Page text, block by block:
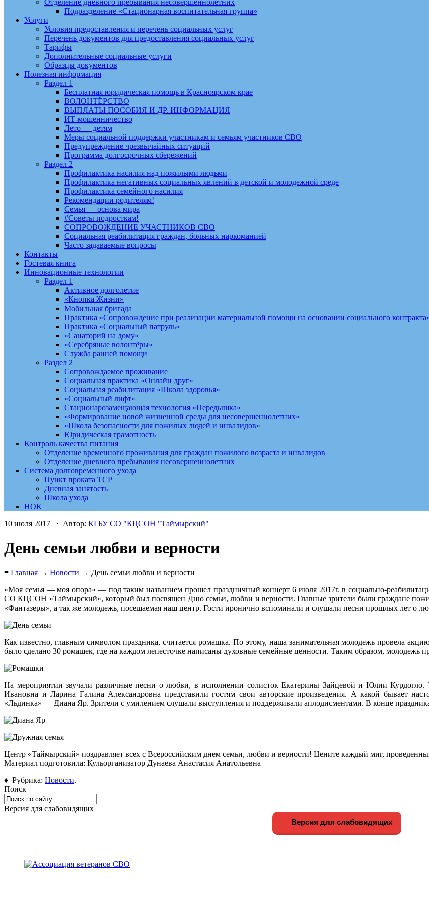
Отделение дневного пребывания несовершеннолетних
Подразделение «Стационарная воспитательная группа»
Услуги
Условия предоставления и перечень социальных услуг
Перечень документов для предоставления социальных услуг
Тарифы
Дополнительные социальные услуги
Образцы документов
Полезная информация
Раздел 1
Бесплатная юридическая помощь в Красноярском крае
ВОЛОНТЁРСТВО
ВЫПЛАТЫ ПОСОБИЯ И ДР. ИНФОРМАЦИЯ
ИТ-мошенничество
Лето — детям
Меры социальной поддержки участникам и семьям участников СВО
Предупреждение чрезвычайных ситуаций
Программа долгосрочных сбережений
Раздел 2
Профилактика насилия над пожилыми людьми
Профилактика негативных социальных явлений в детской и молодежной среде
Профилактика семейного насилия
Рекомендации родителям!
Семья — основа мира
#Советы подросткам!
СОПРОВОЖДЕНИЕ УЧАСТНИКОВ СВО
Социальная реабилитация граждан, больных наркоманией
Часто задаваемые вопросы
Контакты
Гостевая книга
Инновационные технологии
Раздел 1
Активное долголетие
«Кнопка Жизни»
Мобильная бригада
Практика «Сопровождение при реализации материальной помощи на основании социального
Практика «Социальный патруль»
«Санаторий на дому»
«Серебряные волонтёры»
Служба ранней помощи
Раздел 2
Сопровождаемое проживание
Социальная практика «Онлайн друг»
Социальная реабилитация «Школа здоровья»
«Социальный лифт»
Стационарозамещающая технология «Передышка»
«Формирование новой жизненной среды для несовершеннолетних»
«Школа безопасности для пожилых людей и инвалидов»
Юридическая грамотность
Контроль качества питания
Отделение временного проживания для граждан пожилого возраста и инвалидов
Отделение дневного пребывания несовершеннолетних
Система долговременного ухода
Пункт проката ТСР
Дневная занятость
Школа ухода
НОК
10 июля 2017 · Автор: КГБУ СО "КЦСОН "Таймырский"
День семьи любви и верности
≡ Главная → Новости → День семьи любви и верности
«Моя семья — моя опора» — под таким названием прошел праздничный концерт 6 июля 2017г. в социально-
СО КЦСОН «Таймырский», который был посвящен Дню семьи, любви и верности. Главные зрители были граждане
«Фантазеры», а так же молодежь, посещаемая наш центр. Гости иронично вспоминали и слушали песни прошлых лет о
Как известно, главным символом праздника, считается ромашка. По этому, наша занимательная молодежь провела
было сделано 30 ромашек, где на каждом лепесточке написаны духовные семейные ценности. Таким образом, молодежь
На мероприятии звучали различные песни о любви, в исполнении солисток Екатерины Зайцевой и Юлии
Ивановна и Ларина Галина Александровна представили гостям свои авторские произведения. А какой бывает
«Льдинка» — Диана Яр. Зрители с умилением слушали выступления и поддерживали аплодисментами. В конце
Центр «Таймырский» поздравляет всех с Всероссийским днем семьи, любви и верности! Цените каждый миг,
Материал подготовила: Кульорганизатор Дунаева Анастасия Анатольевна
♦ Рубрика: Новости.
Поиск
Версия для слабовидящих
Версия для слабовидящих